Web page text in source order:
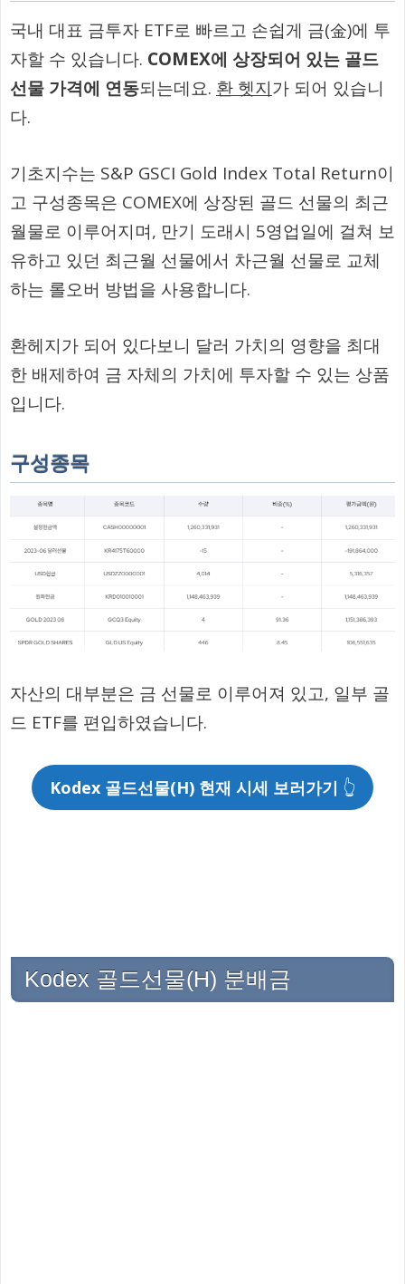
국내 대표 금투자 ETF로 빠르고 손쉽게 금(金)에 투
자할 수 있습니다. COMEX에 상장되어 있는 골드
선물 가격에 연동되는데요. 환 헷지가 되어 있습니
다.
기초지수는 S&P GSCI Gold Index Total Return이
고 구성종목은 COMEX에 상장된 골드 선물의 최근
월물로 이루어지며, 만기 도래시 5영업일에 걸쳐 보
유하고 있던 최근월 선물에서 차근월 선물로 교체
하는 롤오버 방법을 사용합니다.
환헤지가 되어 있다보니 달러 가치의 영향을 최대
한 배제하여 금 자체의 가치에 투자할 수 있는 상품
입니다.
구성종목
자산의 대부분은 금 선물로 이루어져 있고, 일부 골
드 ETF를 편입하였습니다.
Kodex 골드선물(H) 현재 시세 보러가기 👆
Kodex 골드선물(H) 분배금